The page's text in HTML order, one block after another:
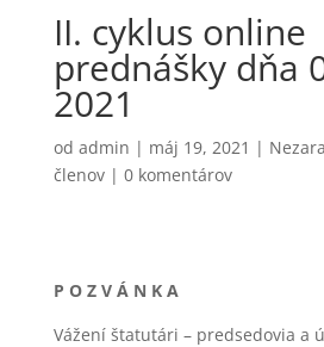
II. cyklus online
prednášky dňa
2021
od admin | máj 19, 2021 |
členov| 0 komentárov
P O Z V Á N K A
Vážení štatutári – predsedovia a